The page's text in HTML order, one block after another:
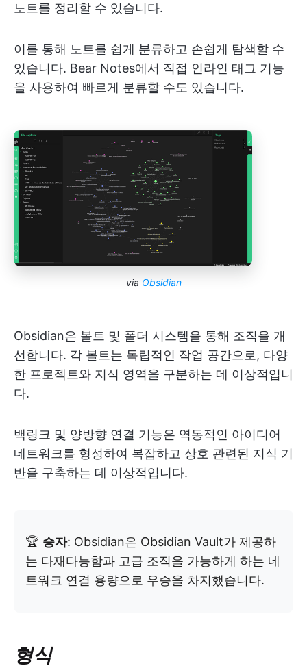
노트를 정리할 수 있습니다.
이를 통해 노트를 쉽게 분류하고 손쉽게 탐색할 수
있습니다. Bear Notes에서 직접 인라인 태그 기능
을 사용하여 빠르게 분류할 수도 있습니다.
via Obsidian
Obsidian은 볼트 및 폴더 시스템을 통해 조직을 개
선합니다. 각 볼트는 독립적인 작업 공간으로, 다양
한 프로젝트와 지식 영역을 구분하는 데 이상적입니
다.
백링크 및 양방향 연결 기능은 역동적인 아이디어
네트워크를 형성하여 복잡하고 상호 관련된 지식 기
반을 구축하는 데 이상적입니다.
🏆 승자: Obsidian은 Obsidian Vault가 제공하
는 다재다능함과 고급 조직을 가능하게 하는 네
트워크 연결 용량으로 우승을 차지했습니다.
형식